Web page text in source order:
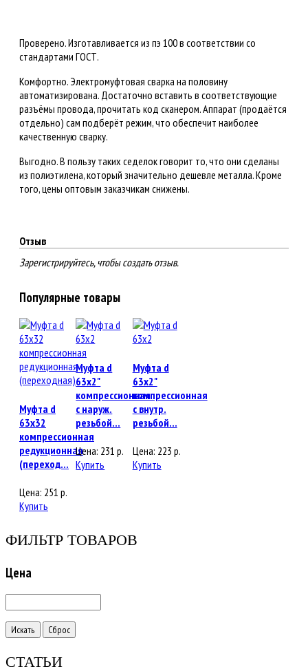
Проверено. Изготавливается из пэ 100 в соответствии со
стандартами ГОСТ.
Комфортно. Электромуфтовая сварка на половину
автоматизирована. Достаточно вставить в соответствующие
разъёмы провода, прочитать код сканером. Аппарат (продаётся
отдельно) сам подберёт режим, что обеспечит наиболее
качественную сварку.
Выгодно. В пользу таких седелок говорит то, что они сделаны
из полиэтилена, который значительно дешевле металла. Кроме
того, цены оптовым заказчикам снижены.
Отзыв
Зарегистрируйтесь, чтобы создать отзыв.
Популярные товары
Муфта d
63x32
компрессионная
редукционная
(переход...
Цена: 251 р.
Купить
Муфта d
63x2"
компрессионная
с наруж.
резьбой...
Цена: 231р.
Купить
Муфта d
63x2"
компрессионная
с внутр.
резьбой...
Цена: 223 р.
Купить
ФИЛЬТР ТОВАРОВ
Цена
СТАТЬИ